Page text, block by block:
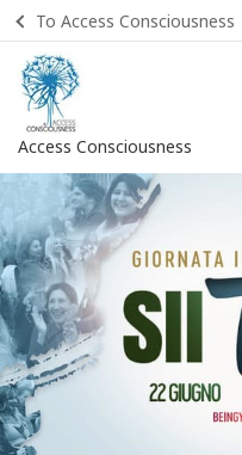
To Access Consciousness
Access Consciousness
Sign
in
to
Your
Account
HOME
DISCOVER